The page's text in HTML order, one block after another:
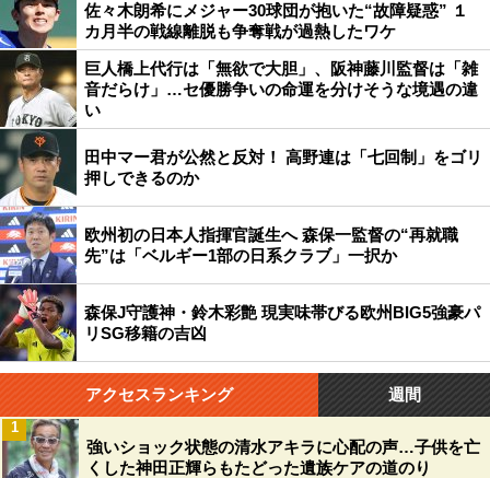
佐々木朗希にメジャー30球団が抱いた“故障疑惑” １
カ月半の戦線離脱も争奪戦が過熱したワケ
巨人橋上代行は「無欲で大胆」、阪神藤川監督は「雑
音だらけ」…セ優勝争いの命運を分けそうな境遇の違
い
田中マー君が公然と反対！ 高野連は「七回制」をゴリ
押しできるのか
欧州初の日本人指揮官誕生へ 森保一監督の“再就職
先”は「ベルギー1部の日系クラブ」一択か
森保J守護神・鈴木彩艶 現実味帯びる欧州BIG5強豪パ
リSG移籍の吉凶
アクセスランキング 週間
強いショック状態の清水アキラに心配の声…子供を亡
くした神田正輝らもたどった遺族ケアの道のり
1